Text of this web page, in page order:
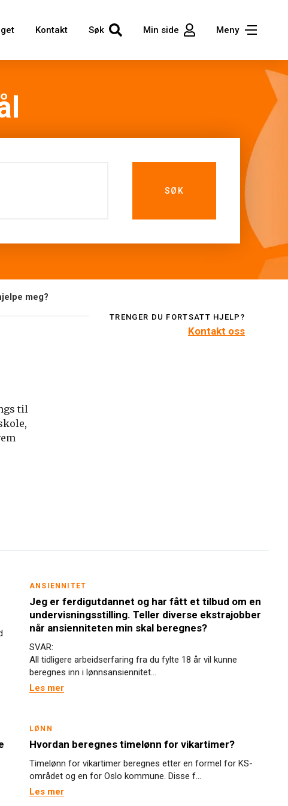
Kontakt Søk Min side Meny
SØK
meg?
til
TRENGER DU FORTSATT HJELP?
Kontakt oss
ANSIENNITET
Jeg er ferdigutdannet og har fått et tilbud om en
undervisningsstilling. Teller diverse ekstrajobber
når ansienniteten min skal beregnes?
SVAR:
All tidligere arbeidserfaring fra du fylte 18 år vil kunne
beregnes inn i lønnsansiennitet...
Les mer
LØNN
Hvordan beregnes timelønn for vikartimer?
Timelønn for vikartimer beregnes etter en formel for KS-
området og en for Oslo kommune. Disse f...
Les mer